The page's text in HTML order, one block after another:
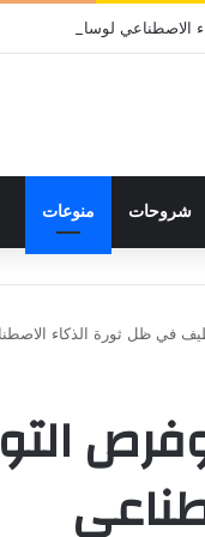
شروحات منوعات
في ظل ثورة الذكاء